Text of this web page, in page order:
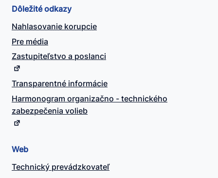
Dôležité odkazy
Nahlasovanie korupcie
Pre média
Zastupiteľstvo a poslanci
Transparentné informácie
Harmonogram organizačno - technického
zabezpečenia volieb
Web
Technický prevádzkovateľ